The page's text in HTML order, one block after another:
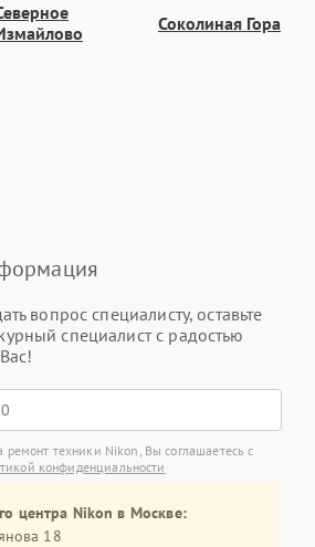
Соколиная Гора
вопрос специалисту, оставьте
специалист с радостью
ремонт техники Nikon, Вы соглашаетесь с
конфиденциальности
центра Nikon в Москве:
18